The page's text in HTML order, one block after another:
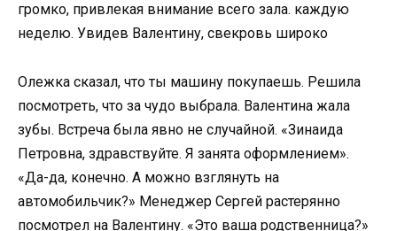
громко, привлекая внимание всего зала. каждую
неделю. Увидев Валентину, свекровь широко
Олежка сказал, что ты машину покупаешь. Решила
посмотреть, что за чудо выбрала. Валентина жала
зубы. Встреча была явно не случайной. «Зинаида
Петровна, здравствуйте. Я занята оформлением».
«Да-да, конечно. А можно взглянуть на
автомобильчик?» Менеджер Сергей растерянно
посмотрел на Валентину. «Это ваша родственница?»